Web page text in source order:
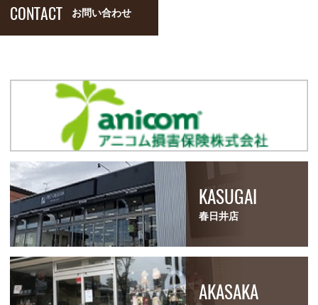
CONTACT お問い合わせ
KASUGAI
春日井店
AKASAKA